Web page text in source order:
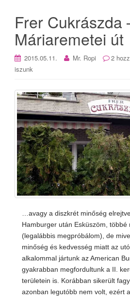
Frer Cukrászda
Máriaremetei út
2015.05.11. Mr. Ropi 2
iszunk
…avagy a diszkrét minőség
Hamburger után Esküszöm,
(legalábbis megpróbálom), de
minőség és kedvesség miatt az
alkalommal jártunk az American
gyakrabban megfordultunk a II.
területein is. Korábban sikerült
azonban legutóbb nem volt, ezért